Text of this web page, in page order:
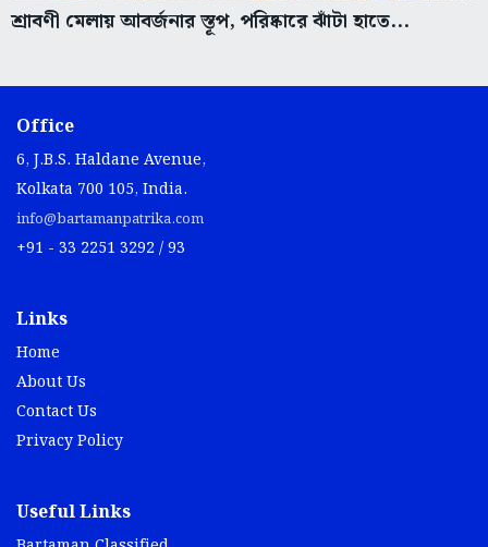
শ্রাবণী মেলায় আবর্জনার স্তূপ, পরিষ্কারে ঝাঁটা হাতে...
Office
6, J.B.S. Haldane Avenue,
Kolkata 700 105, India.
info@bartamanpatrika.com
+91 - 33 2251 3292 / 93
Links
Home
About Us
Contact Us
Privacy Policy
Useful Links